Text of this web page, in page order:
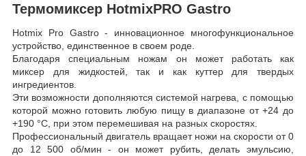
Термомиксер HotmixPRO Gastro
Hotmix Pro Gastro - инновационное многофункциональное
устройство, единственное в своем роде.
Благодаря специальным ножам он может работать как
миксер для жидкостей, так и как куттер для твердых
ингредиентов.
Эти возможности дополняются системой нагрева, с помощью
которой можно готовить любую пищу в диапазоне от +24 до
+190 °C, при этом перемешивая на разных скоростях.
Профессиональный двигатель вращает ножи на скорости от 0
до 12 500 об/мин - он может рубить, делать эмульсию,